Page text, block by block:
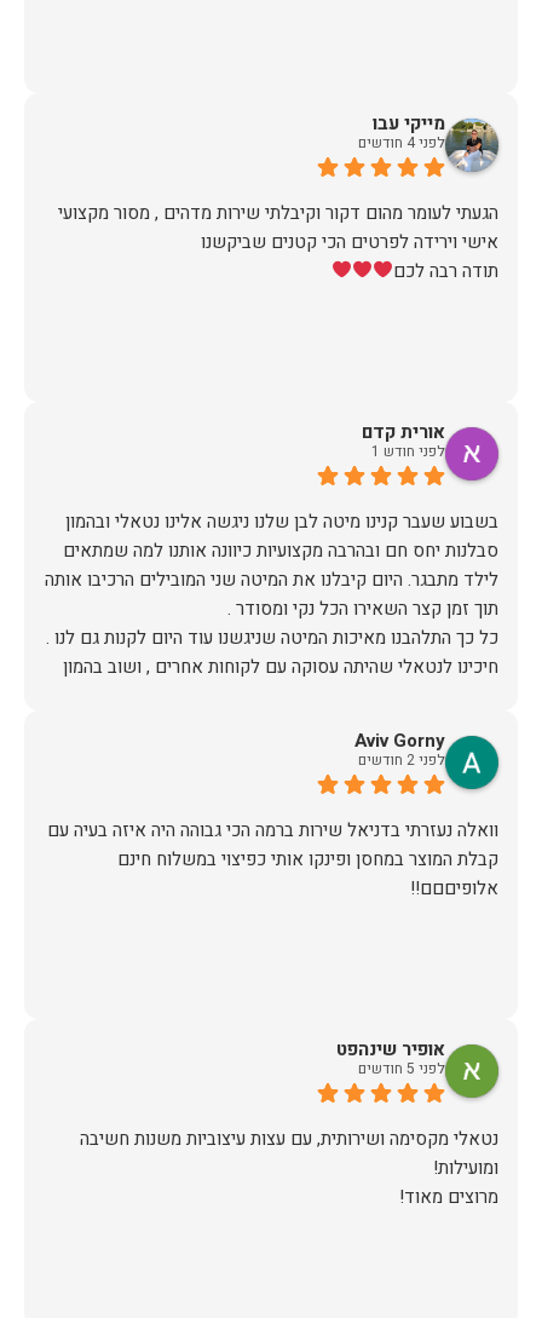
מייקי עבו
לפני 4 חודשים
הגעתי לעומר מהום דקור וקיבלתי שירות מדהים , מסור מקצועי
תודה רבה לכם
אורית קדם
לפני חודש 1
בשבוע שעבר קנינו מיטה לבן שלנו ניגשה אלינו נטאלי ובהמון
סבלנות יחס חם ובהרבה מקצועיות כיוונה אותנו למה שמתאים
לילד מתבגר. היום קיבלנו את המיטה שני המובילים הרכיבו אותה
חיכינו לנטאלי שהיתה עסוקה עם לקוחות אחרים , ושוב בהמון
ממליצה בחום !!!
Aviv Gorny
לפני 2 חודשים
וואלה נעזרתי בדניאל שירות ברמה הכי גבוהה היה איזה בעיה עם
קבלת המוצר במחסן ופינקו אותי כפיצוי במשלוח חינם
אלופיםםם!!
אופיר שינהפט
לפני 5 חודשים
נטאלי מקסימה ושירותית, עם עצות עיצוביות משנות חשיבה
מרוצים מאוד!